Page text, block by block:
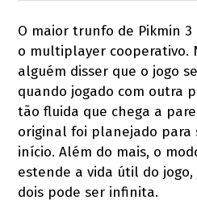
O maior trunfo de Pikmin 3
o multiplayer cooperativo.
alguém disser que o jogo
quando jogado com outra
tão fluida que chega a
original foi planejado para
início. Além do mais, o
estende a vida útil do
dois pode ser infinita.